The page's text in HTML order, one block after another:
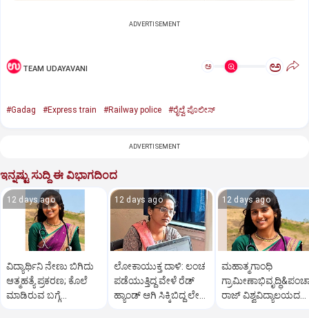
ADVERTISEMENT
TEAM UDAYAVANI ಅ ಅ
#Gadag #Express train #Railway police #ರೈಲ್ವೆ ಪೊಲೀಸ್
ADVERTISEMENT
ಇನ್ನಷ್ಟು ಸುದ್ದಿ ಈ ವಿಭಾಗದಿಂದ
12 days ago
ವಿದ್ಯಾರ್ಥಿನಿ ನೇಣು ಬಿಗಿದು
ಆತ್ಮಹತ್ಯೆ ಪ್ರಕರಣ; ಕೊಲೆ
ಮಾಡಿರುವ ಬಗ್ಗೆ
12 days ago
ಲೋಕಾಯುಕ್ತ ದಾಳಿ: ಲಂಚ
ಪಡೆಯುತ್ತಿದ್ದ ವೇಳೆ ರೆಡ್
ಹ್ಯಾಂಡ್ ಆಗಿ ಸಿಕ್ಕಿಬಿದ್ದ ಲೇಡಿ
12 days ago
ಮಹಾತ್ಮಗಾಂಧಿ
ರಾಜ್ ವಿಶ್ವವಿದ್ಯಾಲಯದ